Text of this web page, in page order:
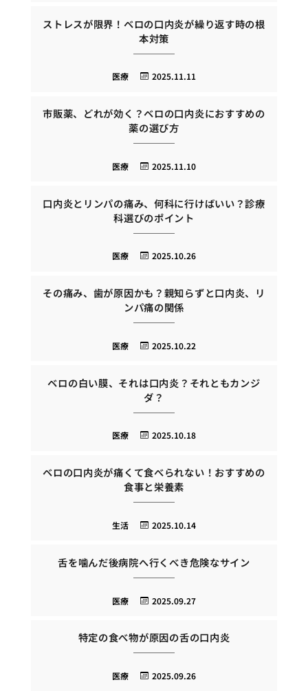
ストレスが限界！ベロの口内炎が繰り返す時の根
本対策
2025.11.11
医療
市販薬、どれが効く？ベロの口内炎におすすめの
薬の選び方
2025.11.10
医療
口内炎とリンパの痛み、何科に行けばいい？診療
科選びのポイント
2025.10.26
医療
その痛み、歯が原因かも？親知らずと口内炎、リ
ンパ痛の関係
2025.10.22
医療
ベロの白い膜、それは口内炎？それともカンジ
ダ？
2025.10.18
医療
ベロの口内炎が痛くて食べられない！おすすめの
食事と栄養素
2025.10.14
生活
舌を噛んだ後病院へ行くべき危険なサイン
2025.09.27
医療
特定の食べ物が原因の舌の口内炎
2025.09.26
医療